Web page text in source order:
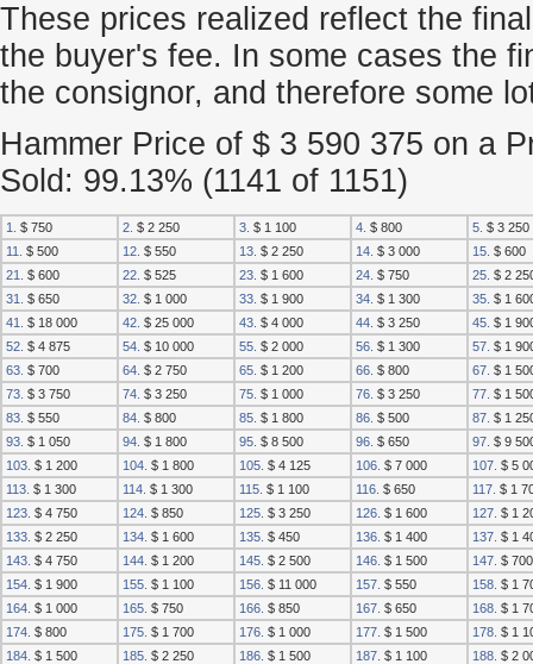
These prices realized reflect the
the buyer's fee. In some cases the
the consignor, and therefore some
Hammer Price of $ 3 590 375 on a
Sold: 99.13% (1141 of 1151)
1. $ 750 2. $ 2 250 3. $ 1 100 4. $ 800 5. $ 3 250
11.
$ 500 12. $ 550 13. $ 2 250 14. $ 3 000 15. $ 600
21.
$ 600 22. $ 525 23. $ 1 600 24. $ 750 25. $ 2
31.
$ 650 32. $ 1 000 33. $ 1 900 34. $ 1 300 35. $ 1
41.
$ 18 000 42. $ 25 000 43. $ 4 000 44. $ 3 250 45. $ 1
52. $ 4 875 54. $ 10 000 55. $ 2 000 56. $ 1 300 57. $ 1
63. $ 700 64. $ 2 750 65. $ 1 200 66. $ 800 67. $ 1
73. $ 3 750 74. $ 3 250 75. $ 1 000 76. $ 3 250 77. $ 1
83. $ 550 84. $ 800 85. $ 1 800 86. $ 500 87. $ 1
93. $ 1 050 94. $ 1 800 95. $ 8 500 96. $ 650 97. $ 9
103. $ 1 200 104. $ 1 800 105. $ 4 125 106. $ 7 000 107. $ 5
113. $ 1 300 114. $ 1 300 115. $ 1 100 116. $ 650 117. $ 1
123. $ 4 750 124. $ 850 125. $ 3 250 126. $ 1 600 127. $ 1
133. $ 2 250 134. $ 1 600 135. $ 450 136. $ 1 400 137. $ 1
143. $ 4 750 144. $ 1 200 145. $ 2 500 146. $ 1 500 147. $ 700
154. $ 1 900 155. $ 1 100 156. $ 11 000 157. $ 550 158. $ 1
164. $ 1 000 165. $ 750 166. $ 850 167. $ 650 168. $ 1
174. $ 800 175. $ 1 700 176. $ 1 000 177. $ 1 500 178. $ 1
184. $ 1 500 185. $ 2 250 186. $ 1 500 187. $ 1 100 188. $ 2